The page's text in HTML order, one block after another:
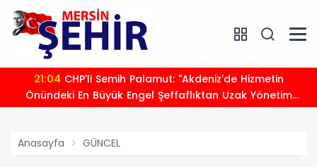
21:04
Önündeki En Büyük Engel Şeffaflıktan Uzak Yönetim
Anlayışıdır"
Anasayfa GÜNCEL